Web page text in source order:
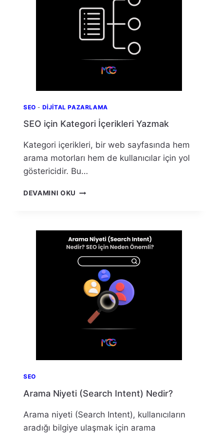
SEO - DIJITAL PAZARLAMA
SEO için Kategori İçerikleri Yazmak
Kategori içerikleri, bir web sayfasında hem
arama motorları hem de kullanıcılar için yol
göstericidir. Bu…
DEVAMINI OKU SEO
YAZMAK
SEO
Arama Niyeti (Search Intent) Nedir?
Arama niyeti (Search Intent), kullanıcıların
aradığı bilgiye ulaşmak için arama